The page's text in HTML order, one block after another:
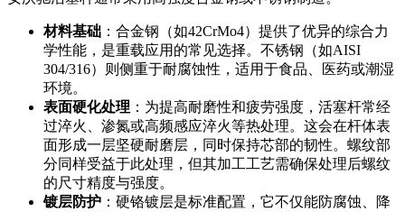
材料基础 ：合金钢（如42CrMo4）提供了优异的综合力
学性能，是重载应用的常见选择。不锈钢（如AISI
304/316）则侧重于耐腐蚀性，适用于食品、医药或潮湿
环境。
表面硬化处理 ：为提高耐磨性和疲劳强度，活塞杆常经
过淬火、渗氮或高频感应淬火等热处理。这会在杆体表
面形成一层坚硬耐磨层，同时保持芯部的韧性。螺纹部
分同样受益于此处理，但其加工工艺需确保处理后螺纹
的尺寸精度与强度。
镀层防护 ：硬铬镀层是标准配置，它不仅能防腐蚀、降